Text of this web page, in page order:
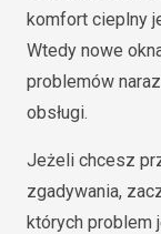
komfort cieplny
Wtedy nowe
problemów
obsługi.
Jeżeli chcesz
zgadywania,
których problem